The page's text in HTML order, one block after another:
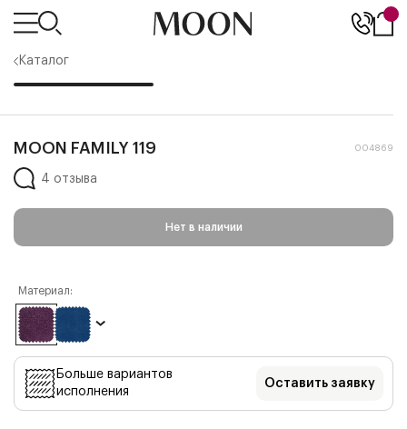
Каталог
MOON FAMILY 119 004869
4 отзыва
Нет в наличии
Материал:
Больше вариантов
исполнения
Оставить заявку